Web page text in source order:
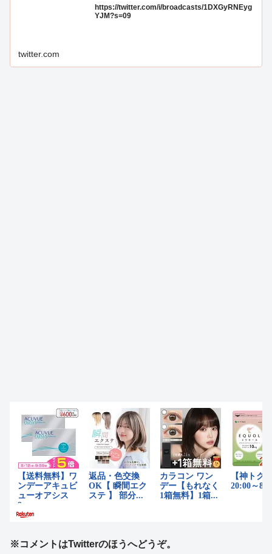
https://twitter.com/i/broadcasts/1DXGyRNEyg
YJM?s=09
twitter.com
※コメントはTwitterのほうへどうぞ。